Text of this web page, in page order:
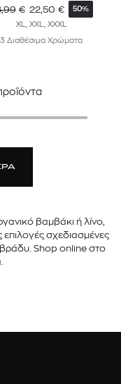
€ 22,50 € 50%
XL, XXL, XXXL
3 Διαθέσιμα Χρώματα
βαμβάκι ή λίνο,
επιλογές σχεδιασμένες
Shop online στο